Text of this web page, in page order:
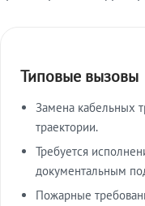
Типовые вызовы
Замена кабельных
траектории.
Требуется
документальным
Пожарные